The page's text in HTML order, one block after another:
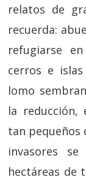
relatos de
recuerda:
refugiarse
cerros e
lomo
la reducción,
tan pequeños
invasores
hectáreas de